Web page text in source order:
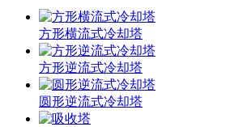
方形横流式冷却塔
方形逆流式冷却塔
圆形逆流式冷却塔